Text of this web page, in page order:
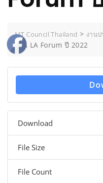
MT Council Thailand > งาน
งาน LA Forum ปี 2022
Download
File Size
File Count